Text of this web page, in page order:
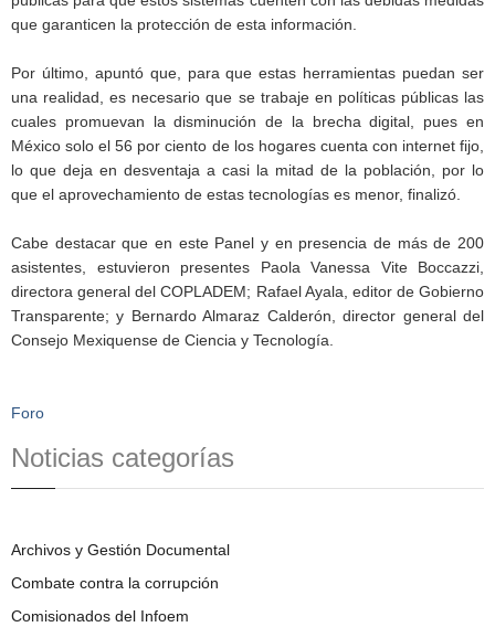
que garanticen la protección de esta información.
Por último, apuntó que, para que estas herramientas puedan ser
una realidad, es necesario que se trabaje en políticas públicas las
cuales promuevan la disminución de la brecha digital, pues en
México solo el 56 por ciento de los hogares cuenta con internet fijo,
lo que deja en desventaja a casi la mitad de la población, por lo
que el aprovechamiento de estas tecnologías es menor, finalizó.
Cabe destacar que en este Panel y en presencia de más de 200
asistentes, estuvieron presentes Paola Vanessa Vite Boccazzi,
directora general del COPLADEM; Rafael Ayala, editor de Gobierno
Transparente; y Bernardo Almaraz Calderón, director general del
Consejo Mexiquense de Ciencia y Tecnología.
Foro
Noticias categorías
Archivos y Gestión Documental
Combate contra la corrupción
Comisionados del Infoem